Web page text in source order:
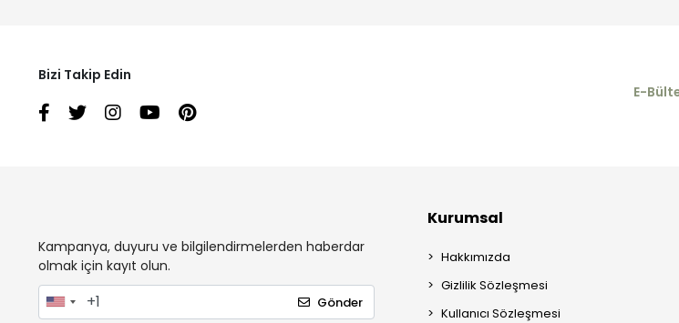
Bizi Takip Edin
E-
Kampanya, duyuru ve bilgilendirmelerden haberdar
olmak için kayıt olun.
Gönder
Kurumsal
Hakkımızda
Gizlilik Sözleşmesi
Kullanıcı Sözleşmesi